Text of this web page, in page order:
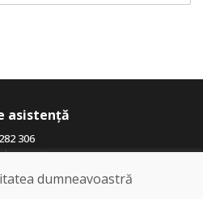
asistență
306
dumneavoastră